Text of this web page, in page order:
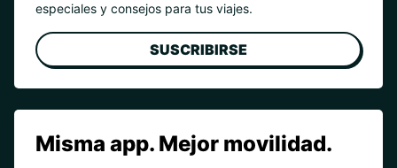
especiales y consejos para tus viajes.
SUSCRIBIRSE
Misma app. Mejor movilidad.